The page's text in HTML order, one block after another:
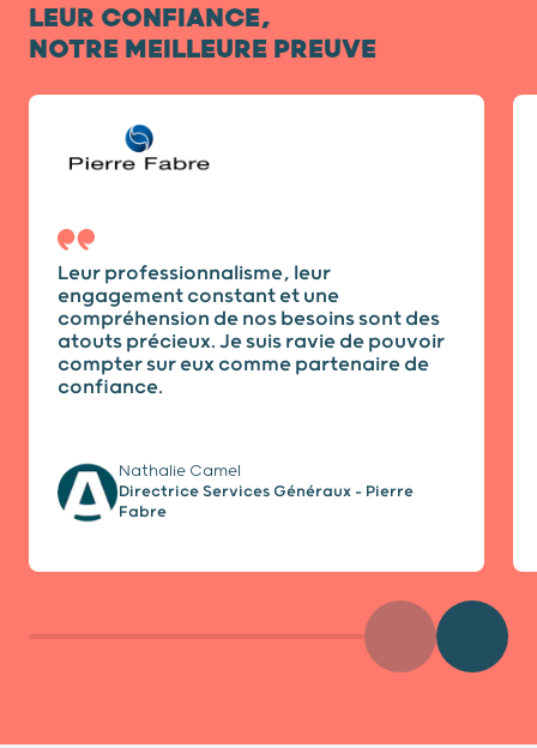
LEUR CONFIANCE,
NOTRE MEILLEURE PREUVE
Diapositive 1 / 5
Leur professionnalisme, leur
engagement constant et une
compréhension de nos besoins sont des
atouts précieux. Je suis ravie de pouvoir
compter sur eux comme partenaire de
confiance.
Nathalie Camel
Directrice Services Généraux - Pierre
Fabre
Précédent